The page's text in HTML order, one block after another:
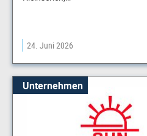
24. Juni 2026
Unternehmen